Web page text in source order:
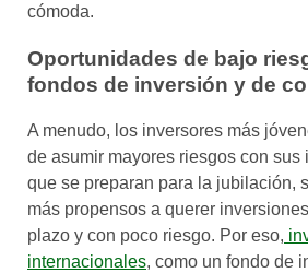
cómoda.
Oportunidades de bajo
fondos de inversión y de
A menudo, los inversores más
de asumir mayores riesgos con sus
que se preparan para la jubilación,
más propensos a querer
plazo y con poco riesgo. Por eso,
internacionales, como un fondo de